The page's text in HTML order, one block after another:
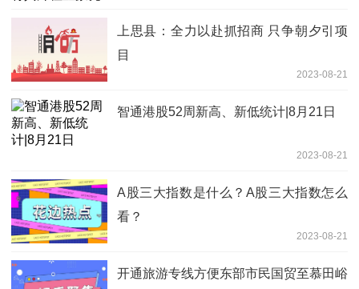
上思县：全力以赴抓招商 只争朝夕引项
目
2023-08-21
智通港股52周新高、新低统计|8月21日
2023-08-21
A股三大指数是什么？A股三大指数怎么
看？
2023-08-21
开通旅游专线方便东部市民国贸至慕田峪